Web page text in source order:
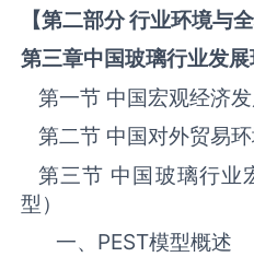
【第二部分 行业环境与
第三章中国玻璃行业发
第一节 中国宏观经济
第二节 中国对外贸易
第三节 中国‌‌‌‌玻璃‌‌‌‌‌‌‌‌‌‌‌‌‌行业
型）
一、 PEST模型概述